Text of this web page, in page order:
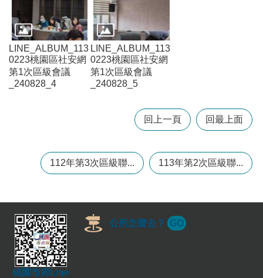
通
訊
錄
相
關
資
市
政
信
箱
LINE_ALBUM_113
0223桃園區社安網
第1次區級會議
_240828_4
LINE_ALBUM_113
0223桃園區社安網
第1次區級會議
_240828_5
回上一頁 回最上面
112年第3次區級聯... 113年第2次區級聯...
桃園市府Line
公所怎麼去？ GO